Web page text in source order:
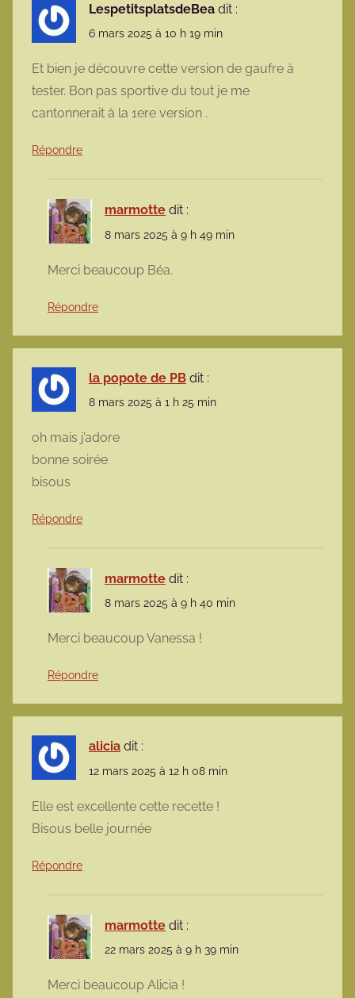
LespetitsplatsdeBea dit :
6 mars 2025 à 10 h 19 min
Et bien je découvre cette version de gaufre à
tester. Bon pas sportive du tout je me
cantonnerait à la 1ere version .
Répondre
marmotte dit :
8 mars 2025 à 9 h 49 min
Merci beaucoup Béa.
Répondre
la popote de PB dit :
8 mars 2025 à 1 h 25 min
oh mais j’adore
bonne soirée
bisous
Répondre
marmotte dit :
8 mars 2025 à 9 h 40 min
Merci beaucoup Vanessa !
Répondre
alicia dit :
12 mars 2025 à 12 h 08 min
Elle est excellente cette recette !
Bisous belle journée
Répondre
marmotte dit :
22 mars 2025 à 9 h 39 min
Merci beaucoup Alicia !